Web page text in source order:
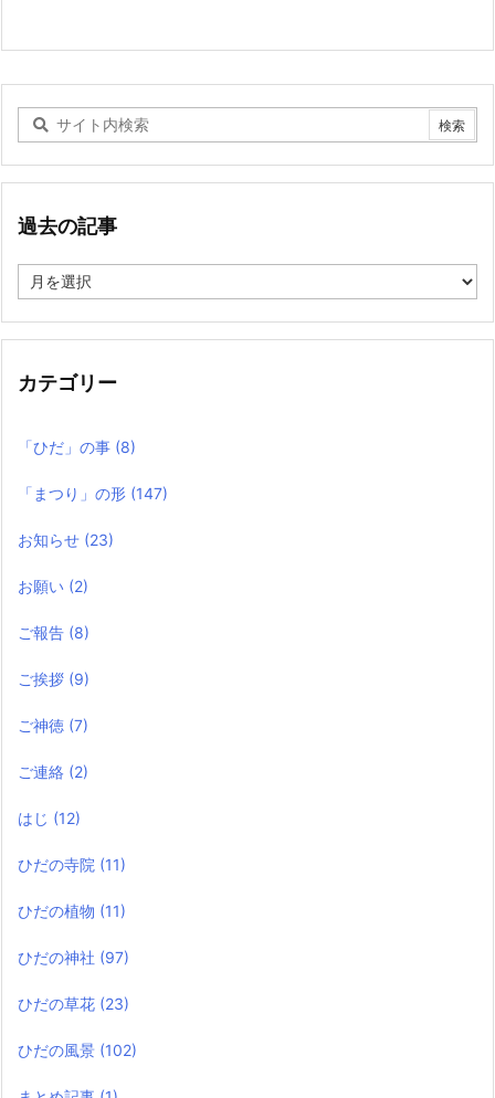
過去の記事
去
記
カテゴリー
「ひだ」の事 (8)
「まつり」の形 (147)
お知らせ (23)
お願い (2)
ご報告 (8)
ご挨拶 (9)
ご神徳 (7)
ご連絡 (2)
はじ (12)
ひだの寺院 (11)
ひだの植物 (11)
ひだの神社 (97)
ひだの草花 (23)
ひだの風景 (102)